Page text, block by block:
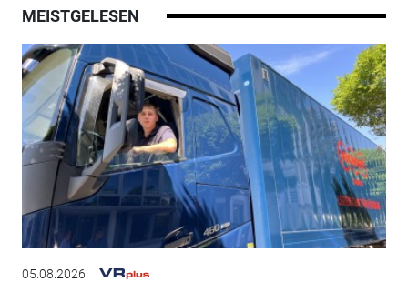
MEISTGELESEN
05.08.2026